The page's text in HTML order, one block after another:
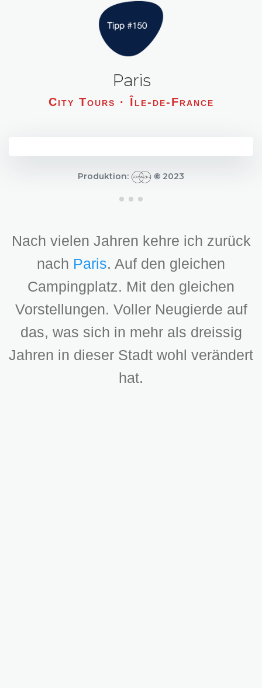
Paris
City Tours · Île-de-France
Produktion: © 2023
Nach vielen Jahren kehre ich zurück
nach Paris. Auf den gleichen
Campingplatz. Mit den gleichen
Vorstellungen. Voller Neugierde auf
das, was sich in mehr als dreissig
Jahren in dieser Stadt wohl verändert
hat.